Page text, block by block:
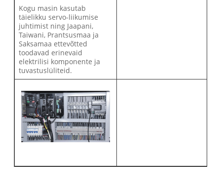
Kogu masin kasutab
täielikku servo-liikumise
juhtimist ning Jaapani,
Taiwani, Prantsusmaa ja
Saksamaa ettevõtted
toodavad erinevaid
elektrilisi komponente ja
tuvastuslüliteid.